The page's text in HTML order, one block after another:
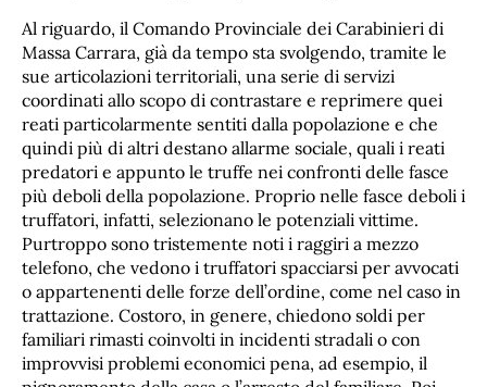
Al riguardo, il Comando Provinciale dei Carabinieri di
Massa Carrara, già da tempo sta svolgendo, tramite le
sue articolazioni territoriali, una serie di servizi
coordinati allo scopo di contrastare e reprimere quei
reati particolarmente sentiti dalla popolazione e che
quindi più di altri destano allarme sociale, quali i reati
predatori e appunto le truffe nei confronti delle fasce
più deboli della popolazione. Proprio nelle fasce deboli i
truffatori, infatti, selezionano le potenziali vittime.
Purtroppo sono tristemente noti i raggiri a mezzo
telefono, che vedono i truffatori spacciarsi per avvocati
o appartenenti delle forze dell’ordine, come nel caso in
trattazione. Costoro, in genere, chiedono soldi per
familiari rimasti coinvolti in incidenti stradali o con
improvvisi problemi economici pena, ad esempio, il